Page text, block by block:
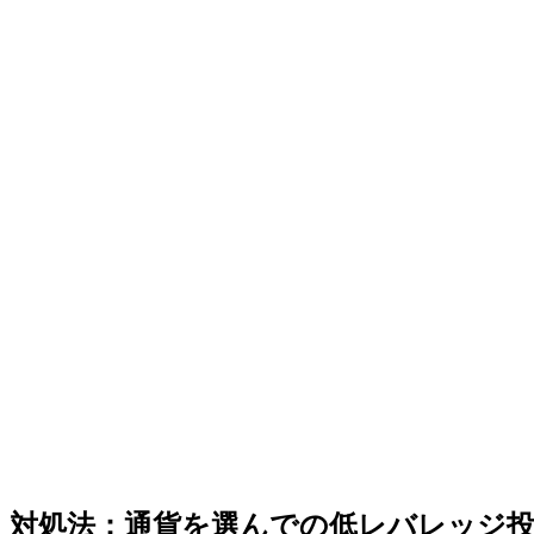
対処法：通貨を選んでの低レバレッジ